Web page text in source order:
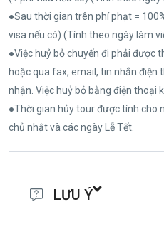
●Sau thời gian trên phí phạt =
visa nếu có) (Tính theo ngày làm
●Việc huỷ bỏ chuyến đi phải được
hoặc qua fax, email, tin nhắn điện
nhận. Việc huỷ bỏ bằng điện thoại
●Thời gian hủy tour được tính cho
chủ nhật và các ngày Lễ Tết.
LƯU Ý